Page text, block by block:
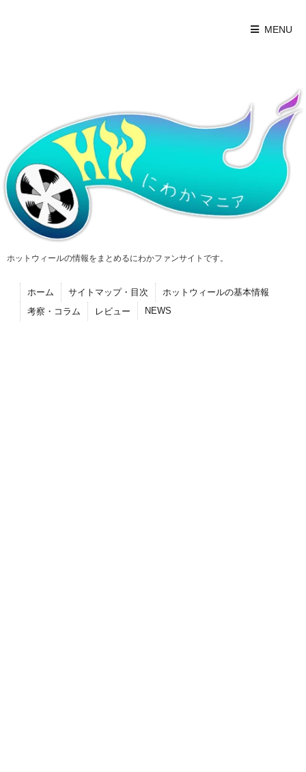
MENU
ホットウィールの情報をまとめるにわかファンサイトです。
ホーム サイトマップ・目次
ホットウィールの基本情報
考察・コラム
レビュー NEWS